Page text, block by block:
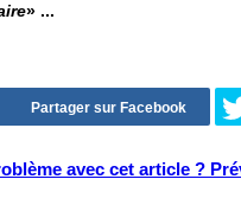
» ...
Partager sur Facebook
avec cet article ?